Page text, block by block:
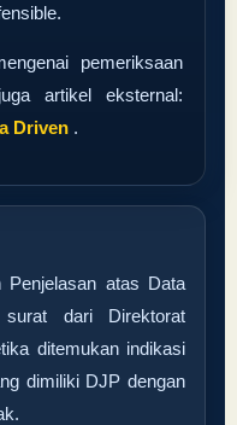
pemeriksaan
artikel eksternal:
Driven .
Penjelasan atas Data
surat dari Direktorat
ditemukan indikasi
dimiliki DJP dengan